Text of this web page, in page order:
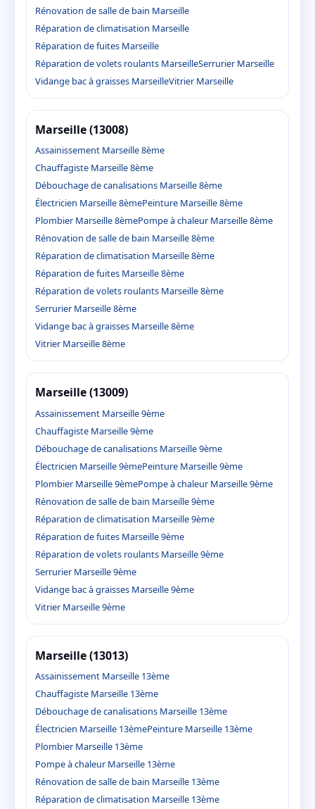
Rénovation de salle de bain Marseille
Réparation de climatisation Marseille
Réparation de fuites Marseille
Réparation de volets roulants MarseilleSerrurier Marseille
Vidange bac à graisses MarseilleVitrier Marseille
Marseille (13008)
Assainissement Marseille 8ème
Chauffagiste Marseille 8ème
Débouchage de canalisations Marseille 8ème
Électricien Marseille 8èmePeinture Marseille 8ème
Plombier Marseille 8èmePompe à chaleur Marseille 8ème
Rénovation de salle de bain Marseille 8ème
Réparation de climatisation Marseille 8ème
Réparation de fuites Marseille 8ème
Réparation de volets roulants Marseille 8ème
Serrurier Marseille 8ème
Vidange bac à graisses Marseille 8ème
Vitrier Marseille 8ème
Marseille (13009)
Assainissement Marseille 9ème
Chauffagiste Marseille 9ème
Débouchage de canalisations Marseille 9ème
Électricien Marseille 9èmePeinture Marseille 9ème
Plombier Marseille 9èmePompe à chaleur Marseille 9ème
Rénovation de salle de bain Marseille 9ème
Réparation de climatisation Marseille 9ème
Réparation de fuites Marseille 9ème
Réparation de volets roulants Marseille 9ème
Serrurier Marseille 9ème
Vidange bac à graisses Marseille 9ème
Vitrier Marseille 9ème
Marseille (13013)
Assainissement Marseille 13ème
Chauffagiste Marseille 13ème
Débouchage de canalisations Marseille 13ème
Électricien Marseille 13èmePeinture Marseille 13ème
Plombier Marseille 13ème
Pompe à chaleur Marseille 13ème
Rénovation de salle de bain Marseille 13ème
Réparation de climatisation Marseille 13ème